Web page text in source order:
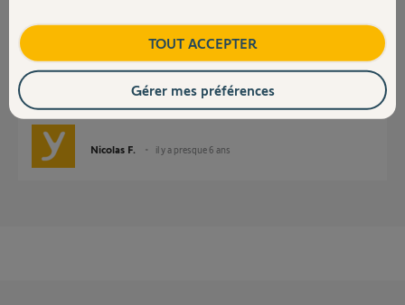
Bonjour jean- benoit,
Je remonte ce bug a notre service develloppement.
je reviendrai vers vous.
Bonne journée.
Nicolas F. il y a presque 6 ans
TOUT ACCEPTER
Gérer mes préférences